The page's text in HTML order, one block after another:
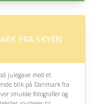
fragt
af 5FRA SKYEN
julegave med et
blik på Danmark fra
smukke fotografier og